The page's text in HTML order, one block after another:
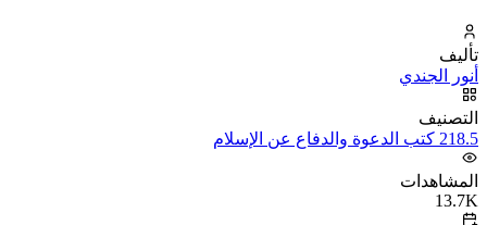
تأليف
أنور الجندي
التصنيف
218.5 كتب الدعوة والدفاع عن الإسلام
المشاهدات
13.7K